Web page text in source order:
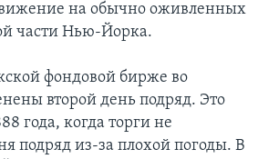
на обычно оживленных
части Нью-Йорка.
фондовой бирже во
второй день подряд. Это
года, когда торги не
подряд из-за плохой погоды. В